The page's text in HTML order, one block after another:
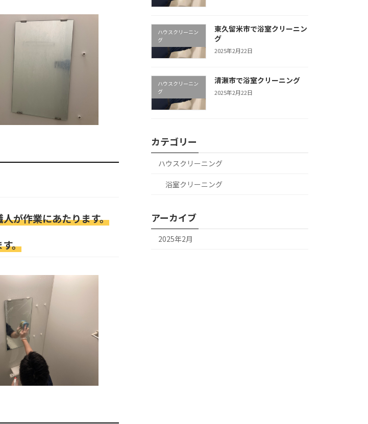
が作業にあたります。
。
ハウスクリーニン
グ
東久留米市で浴室クリーニン
グ
2025年2月22日
ハウスクリーニン
グ
清瀬市で浴室クリーニング
2025年2月22日
カテゴリー
ハウスクリーニング
浴室クリーニング
アーカイブ
2025年2月